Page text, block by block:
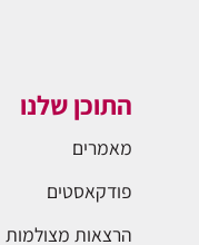
התוכן שלנו
מאמרים
פודקאסטים
הרצאות מצולמות